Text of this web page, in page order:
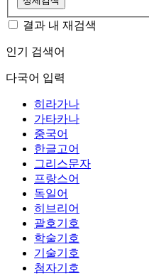
결과 내 재검색
인기 검색어
다국어 입력
히라가나
가타카나
중국어
한글고어
그리스문자
프랑스어
독일어
히브리어
괄호기호
학술기호
기술기호
첨자기호